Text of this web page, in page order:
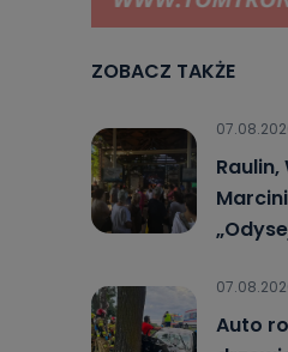
ZOBACZ TAKŻE
Auto